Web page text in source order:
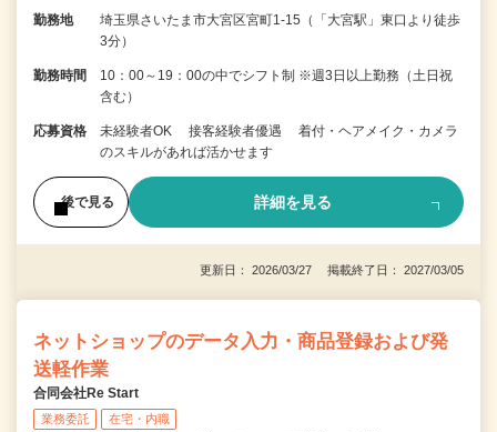
勤務地
埼玉県さいたま市大宮区宮町1-15（「大宮駅」東口より徒歩
3分）
勤務時間
10：00～19：00の中でシフト制 ※週3日以上勤務（土日祝
含む）
応募資格
未経験者OK 接客経験者優遇 着付・ヘアメイク・カメラ
のスキルがあれば活かせます
後で見る 詳細を見る
更新日： 2026/03/27 掲載終了日： 2027/03/05
ネットショップのデータ入力・商品登録および発
送軽作業
合同会社Re Start
業務委託 在宅・内職